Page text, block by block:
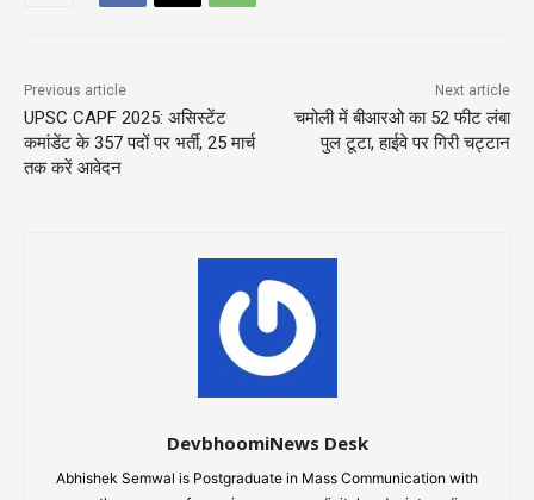
Previous article
UPSC CAPF 2025: असिस्टेंट
कमांडेंट के 357 पदों पर भर्ती, 25 मार्च
तक करें आवेदन
Next article
चमोली में बीआरओ का 52 फीट लंबा
पुल टूटा, हाईवे पर गिरी चट्टान
DevbhoomiNews Desk
Abhishek Semwal is Postgraduate in Mass Communication with